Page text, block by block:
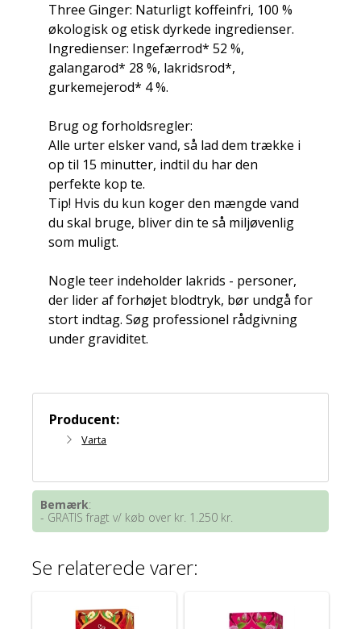
Three Ginger: Naturligt koffeinfri, 100 %
økologisk og etisk dyrkede ingredienser.
Ingredienser: Ingefærrod* 52 %,
galangarod* 28 %, lakridsrod*,
gurkemejerod* 4 %.
Brug og forholdsregler:
Alle urter elsker vand, så lad dem trække i
op til 15 minutter, indtil du har den
perfekte kop te.
Tip! Hvis du kun koger den mængde vand
du skal bruge, bliver din te så miljøvenlig
som muligt.
Nogle teer indeholder lakrids - personer,
der lider af forhøjet blodtryk, bør undgå for
stort indtag. Søg professionel rådgivning
under graviditet.
Producent:
Varta
Bemærk:
- GRATIS fragt v/ køb over kr. 1.250 kr.
Se relaterede varer: